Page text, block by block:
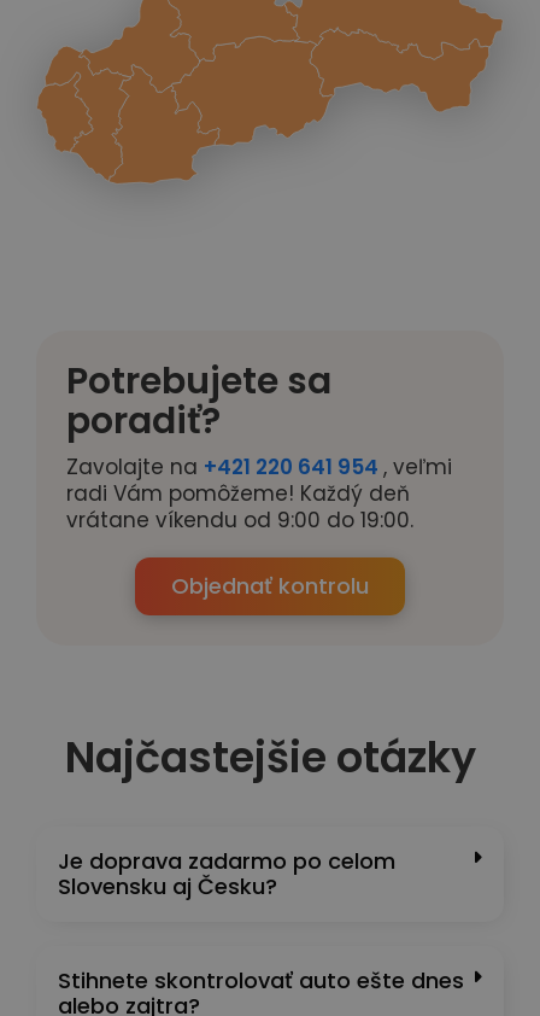
Potrebujete sa
poradiť?
Zavolajte na +421 220 641 954 , veľmi
radi Vám pomôžeme! Každý deň
vrátane víkendu od 9:00 do 19:00.
Objednať kontrolu
Najčastejšie otázky
Je doprava zadarmo po celom
Slovensku aj Česku?
Stihnete skontrolovať auto ešte dnes
alebo zajtra?